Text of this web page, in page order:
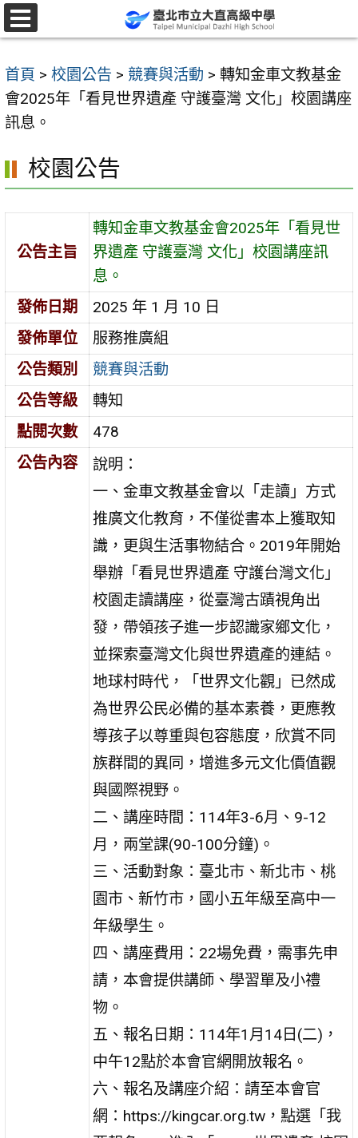
跳
至
要
內
容
首頁 > 校園公告 > 競賽與活動 > 轉知金車文教基金
會2025年「看見世界遺產 守護臺灣 文化」校園講座
訊息。
校園公告
公告主旨
轉知金車文教基金會2025年「看見世
界遺產 守護臺灣 文化」校園講座訊
息。
發佈日期
2025 年 1 月 10 日
發佈單位
服務推廣組
公告類別
競賽與活動
公告等級
轉知
點閱次數
478
公告內容
說明：
一、金車文教基金會以「走讀」方式
推廣文化教育，不僅從書本上獲取知
識，更與生活事物結合。2019年開始
舉辦「看見世界遺產 守護台灣文化」
校園走讀講座，從臺灣古蹟視角出
發，帶領孩子進一步認識家鄉文化，
並探索臺灣文化與世界遺產的連結。
地球村時代，「世界文化觀」已然成
為世界公民必備的基本素養，更應教
導孩子以尊重與包容態度，欣賞不同
族群間的異同，增進多元文化價值觀
與國際視野。
二、講座時間：114年3-6月、9-12
月，兩堂課(90-100分鐘)。
三、活動對象：臺北市、新北市、桃
園市、新竹市，國小五年級至高中一
年級學生。
四、講座費用：22場免費，需事先申
請，本會提供講師、學習單及小禮
物。
五、報名日期：114年1月14日(二)，
中午12點於本會官網開放報名。
六、報名及講座介紹：請至本會官
網：https://kingcar.org.tw，點選「我
選
單